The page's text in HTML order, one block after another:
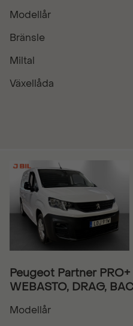
Modellår
Bränsle
Miltal
Växellåda
Peugeot Partner
WEBASTO, DRAG,
Modellår